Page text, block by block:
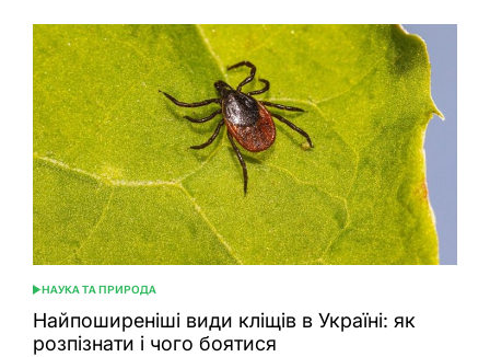
ОПУБЛІКУВАТИ
У
НАУКА ТА ПРИРОДА
Найпоширеніші види кліщів в Україні: як
розпізнати і чого боятися